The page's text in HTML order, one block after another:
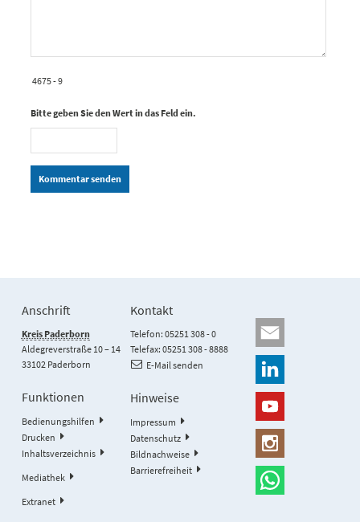
4675 - 9
Bitte geben Sie den Wert in das Feld ein.
Kommentar senden
Anschrift
Kreis Paderborn
Aldegreverstraße 10 – 14
33102 Paderborn
Kontakt
Telefon: 05251 308 - 0
Telefax: 05251 308 - 8888
E-Mail senden
Funktionen
Bedienungshilfen
Drucken
Inhaltsverzeichnis
Mediathek
Extranet
Hinweise
Impressum
Datenschutz
Bildnachweise
Barrierefreiheit